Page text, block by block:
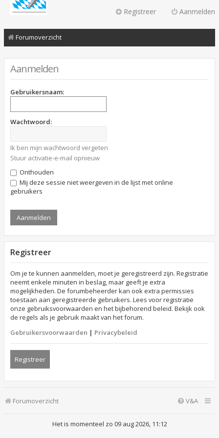
Aanmelden
Registreer
Forumoverzicht
Aanmelden
Gebruikersnaam:
Wachtwoord:
Ik ben mijn wachtwoord vergeten
Stuur activatie-e-mail opnieuw
Onthouden
Mij deze sessie niet weergeven in de lijst met online
gebruikers
Registreer
Om je te kunnen aanmelden, moet je geregistreerd zijn. Registratie
neemt enkele minuten in beslag, maar geeft je extra
mogelijkheden. De forumbeheerder kan ook extra permissies
toestaan aan geregistreerde gebruikers. Lees voor registratie
onze gebruiksvoorwaarden en het bijbehorend beleid. Bekijk ook
de regels als je gebruik maakt van het forum.
Gebruikersvoorwaarden | Privacybeleid
Registreer
Forumoverzicht V&A
Het is momenteel zo 09 aug 2026, 11:12